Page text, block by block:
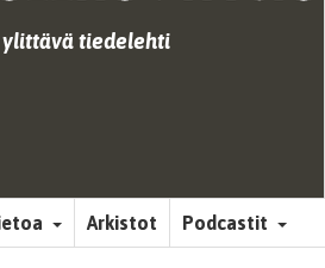
ylittävä tiedelehti
Arkistot Podcastit